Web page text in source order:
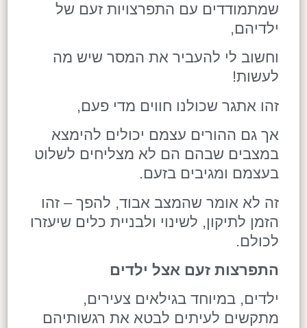
שמתמודדים עם התפרצויות זעם של
ילדיהם,
וחשוב לי להעביר את המסר שיש מה
לעשות!
זהו אתגר שכולנו חווים מדי פעם,
אך גם ההורים עצמם יכולים להימצא
במצבים שבהם הם לא מצליחים לשלוט
בעצמם ומגיבים בזעם.
זה לא אומר שהמצב אבוד, להפך – זהו
הזמן לתיקון, לשינוי ולבניית כלים שיעזרו
לכולם.
התפרצות זעם אצל ילדים
ילדים, במיוחד בגילאים צעירים,
מתקשים לעיתים לבטא את רגשותיהם